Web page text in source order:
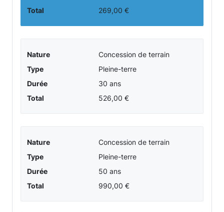
de
la
ville
de
ROMILLY
SEINE
-
Total
269,00 €
Nature
Concession de terrain
Type
Pleine-terre
Durée
30 ans
Total
526,00 €
Nature
Concession de terrain
Type
Pleine-terre
Durée
50 ans
Total
990,00 €